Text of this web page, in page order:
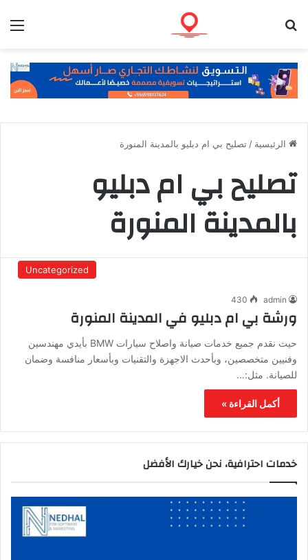
الرئيسية / تصليح بي ام دبليو بالمدينة المنورة
تصليح بي ام دبليو
بالمدينة المنورة
Uncategorized
admin
430
ورشة بي ام دبليو في المدينة المنورة
حيث نقدم جميع خدمات صيانة واصلاح سيارات BMW بأيدي مهندسين
وفنيين متخصصين، وبأحدث الاجهزة والتقنيات وبأسعار منافسة وضمان
للصيانة. مثل:…
أكمل القراءة »
خدمات احترافية، نحن خيارك الأفضل